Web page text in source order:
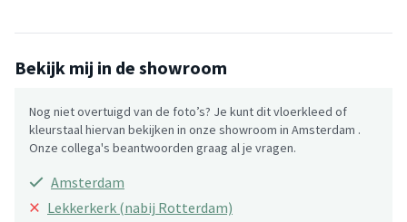
Bekijk mij in de showroom
Nog niet overtuigd van de foto’s? Je kunt dit vloerkleed of
kleurstaal hiervan bekijken in onze showroom in Amsterdam .
Onze collega's beantwoorden graag al je vragen.
Amsterdam
× Lekkerkerk (nabij Rotterdam)